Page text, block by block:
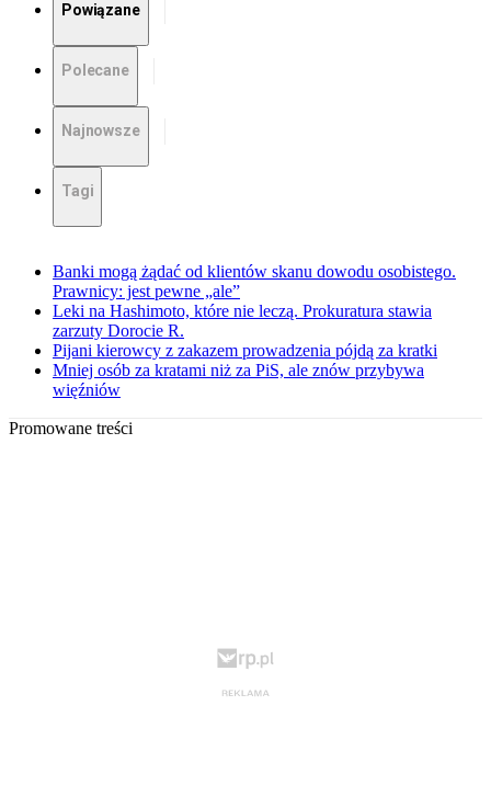
Powiązane
Polecane
Najnowsze
Tagi
Banki mogą żądać od klientów skanu dowodu osobistego.
Prawnicy: jest pewne „ale”
Leki na Hashimoto, które nie leczą. Prokuratura stawia
zarzuty Dorocie R.
Pijani kierowcy z zakazem prowadzenia pójdą za kratki
Mniej osób za kratami niż za PiS, ale znów przybywa
więźniów
Promowane treści